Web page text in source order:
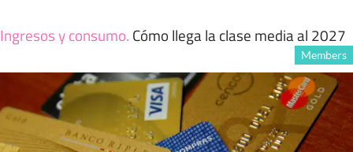
Ingresos y consumo. Cómo llega la clase media al 2027
Members